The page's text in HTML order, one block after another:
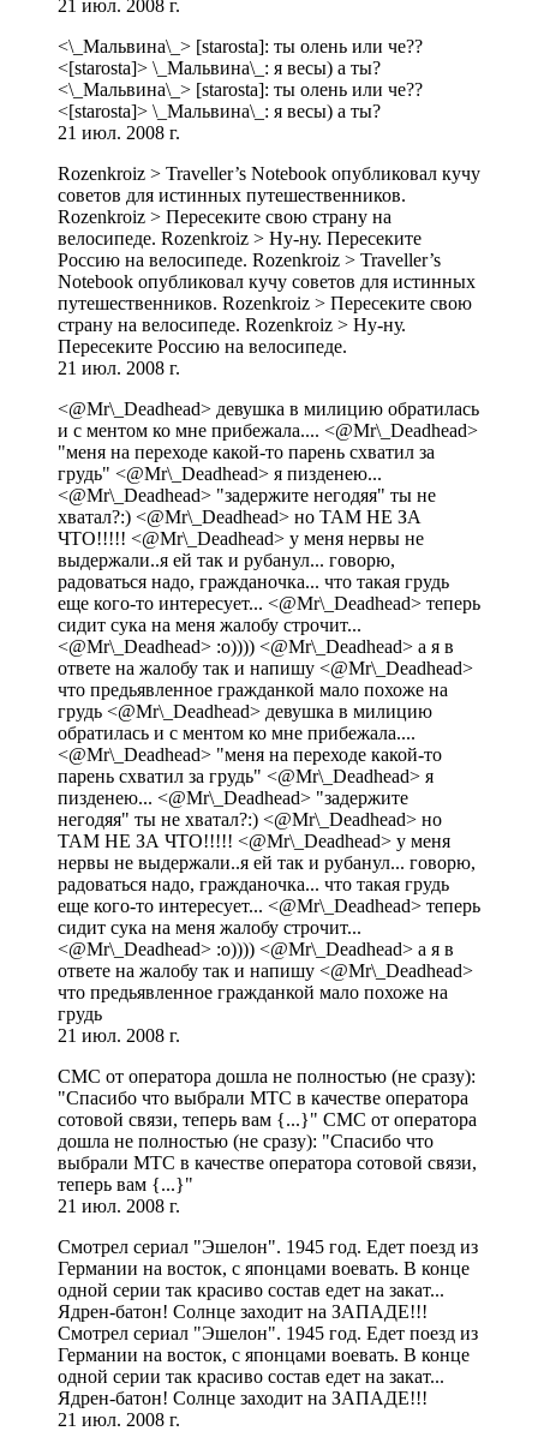
21 июл. 2008 г.
<\_Мальвина\_> [starosta]: ты олень или че??
<[starosta]> \_Мальвина\_: я весы) а ты?
<\_Мальвина\_> [starosta]: ты олень или че??
<[starosta]> \_Мальвина\_: я весы) а ты?
21 июл. 2008 г.
Rozenkroiz > Traveller’s Notebook опубликовал кучу
советов для истинных путешественников.
Rozenkroiz > Пересеките свою страну на
велосипеде. Rozenkroiz > Ну-ну. Пересеките
Россию на велосипеде. Rozenkroiz > Traveller’s
Notebook опубликовал кучу советов для истинных
путешественников. Rozenkroiz > Пересеките свою
страну на велосипеде. Rozenkroiz > Ну-ну.
Пересеките Россию на велосипеде.
21 июл. 2008 г.
<@Mr\_Deadhead> девушка в милицию обратилась
и с ментом ко мне прибежала.... <@Mr\_Deadhead>
"меня на переходе какой-то парень схватил за
грудь" <@Mr\_Deadhead> я пизденею...
<@Mr\_Deadhead> "задержите негодяя" ты не
хватал?:) <@Mr\_Deadhead> но ТАМ НЕ ЗА
ЧТО!!!!! <@Mr\_Deadhead> у меня нервы не
выдержали..я ей так и рубанул... говорю,
радоваться надо, гражданочка... что такая грудь
еще кого-то интересует... <@Mr\_Deadhead> теперь
сидит сука на меня жалобу строчит...
<@Mr\_Deadhead> :о)))) <@Mr\_Deadhead> а я в
ответе на жалобу так и напишу <@Mr\_Deadhead>
что предьявленное гражданкой мало похоже на
грудь <@Mr\_Deadhead> девушка в милицию
обратилась и с ментом ко мне прибежала....
<@Mr\_Deadhead> "меня на переходе какой-то
парень схватил за грудь" <@Mr\_Deadhead> я
пизденею... <@Mr\_Deadhead> "задержите
негодяя" ты не хватал?:) <@Mr\_Deadhead> но
ТАМ НЕ ЗА ЧТО!!!!! <@Mr\_Deadhead> у меня
нервы не выдержали..я ей так и рубанул... говорю,
радоваться надо, гражданочка... что такая грудь
еще кого-то интересует... <@Mr\_Deadhead> теперь
сидит сука на меня жалобу строчит...
<@Mr\_Deadhead> :о)))) <@Mr\_Deadhead> а я в
ответе на жалобу так и напишу <@Mr\_Deadhead>
что предьявленное гражданкой мало похоже на
грудь
21 июл. 2008 г.
СМС от оператора дошла не полностью (не сразу):
"Спасибо что выбрали МТС в качестве оператора
сотовой связи, теперь вам {...}" СМС от оператора
дошла не полностью (не сразу): "Спасибо что
выбрали МТС в качестве оператора сотовой связи,
теперь вам {...}"
21 июл. 2008 г.
Смотрел сериал "Эшелон". 1945 год. Едет поезд из
Германии на восток, с японцами воевать. В конце
одной серии так красиво состав едет на закат...
Ядрен-батон! Солнце заходит на ЗАПАДЕ!!!
Смотрел сериал "Эшелон". 1945 год. Едет поезд из
Германии на восток, с японцами воевать. В конце
одной серии так красиво состав едет на закат...
Ядрен-батон! Солнце заходит на ЗАПАДЕ!!!
21 июл. 2008 г.